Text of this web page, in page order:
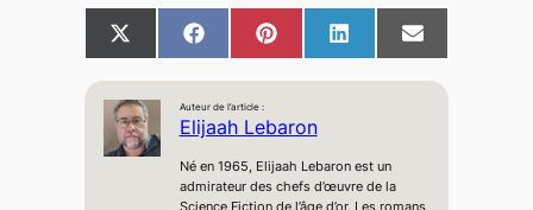
S
h
a
r
e
o
n
X
(
T
w
i
t
t
S
h
a
e
o
F
a
c
e
b
o
k
S
h
a
o
P
i
n
e
r
s
t
S
h
a
L
i
n
n
S
h
a
E
m
a
Auteur de l’article :
Elijaah Lebaron
Né en 1965, Elijaah Lebaron est un
admirateur des chefs d’œuvre de la
Science Fiction de l’âge d’or. Les romans